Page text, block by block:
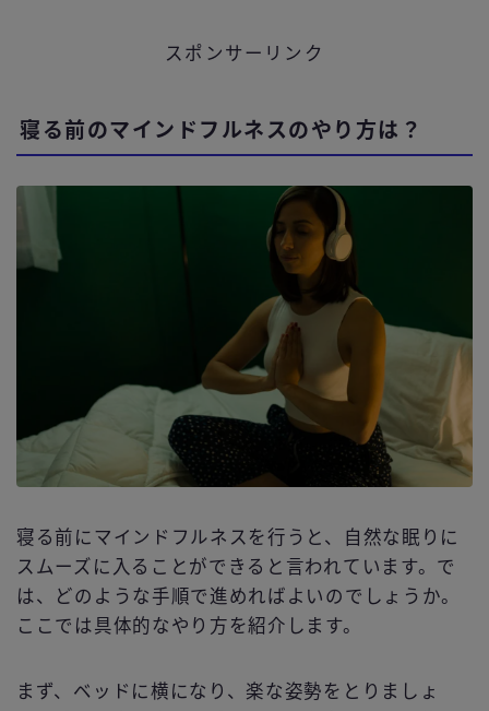
スポンサーリンク
寝る前のマインドフルネスのやり方は？
寝る前にマインドフルネスを行うと、自然な眠りに
スムーズに入ることができると言われています。で
は、どのような手順で進めればよいのでしょうか。
ここでは具体的なやり方を紹介します。
まず、ベッドに横になり、楽な姿勢をとりましょ